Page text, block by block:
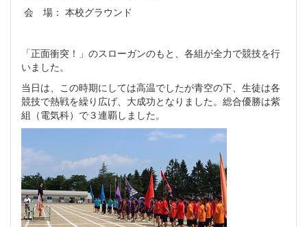
会 場： 本校グラウンド
「正面衝突！」のスローガンのもと、各組が全力で競技を行
いました。
当日は、この時期にしては高温でしたが青空の下、生徒は各
競技で熱戦を繰り広げ、大成功となりました。総合優勝は紫
組（電気科）で３連覇しました。